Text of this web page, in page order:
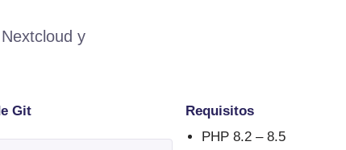
y
Git
Requisitos
PHP 8.2 – 8.5